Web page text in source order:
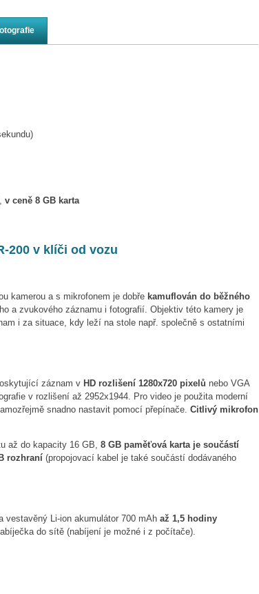
v ceně 8 GB karta
200 v klíči od vozu
kamerou a s mikrofonem je dobře kamuflován do běžného
a zvukového záznamu i fotografií. Objektiv této kamery je
i za situace, kdy leží na stole např. společně s ostatními
záznam v HD rozlišení 1280x720 pixelů nebo VGA
v rozlišení až 2952x1944. Pro video je použita moderní
snadno nastavit pomocí přepínače. Citlivý mikrofon
až do kapacity 16 GB, 8 GB paměťová karta je součástí
rozhraní (propojovací kabel je také součástí dodávaného
vestavěný Li-ion akumulátor 700 mAh až 1,5 hodiny
do sítě (nabíjení je možné i z počítače).